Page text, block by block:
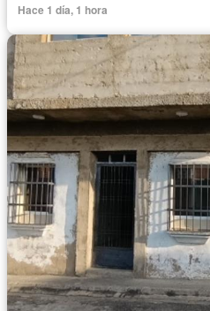
Hace 1 día, 1 hora